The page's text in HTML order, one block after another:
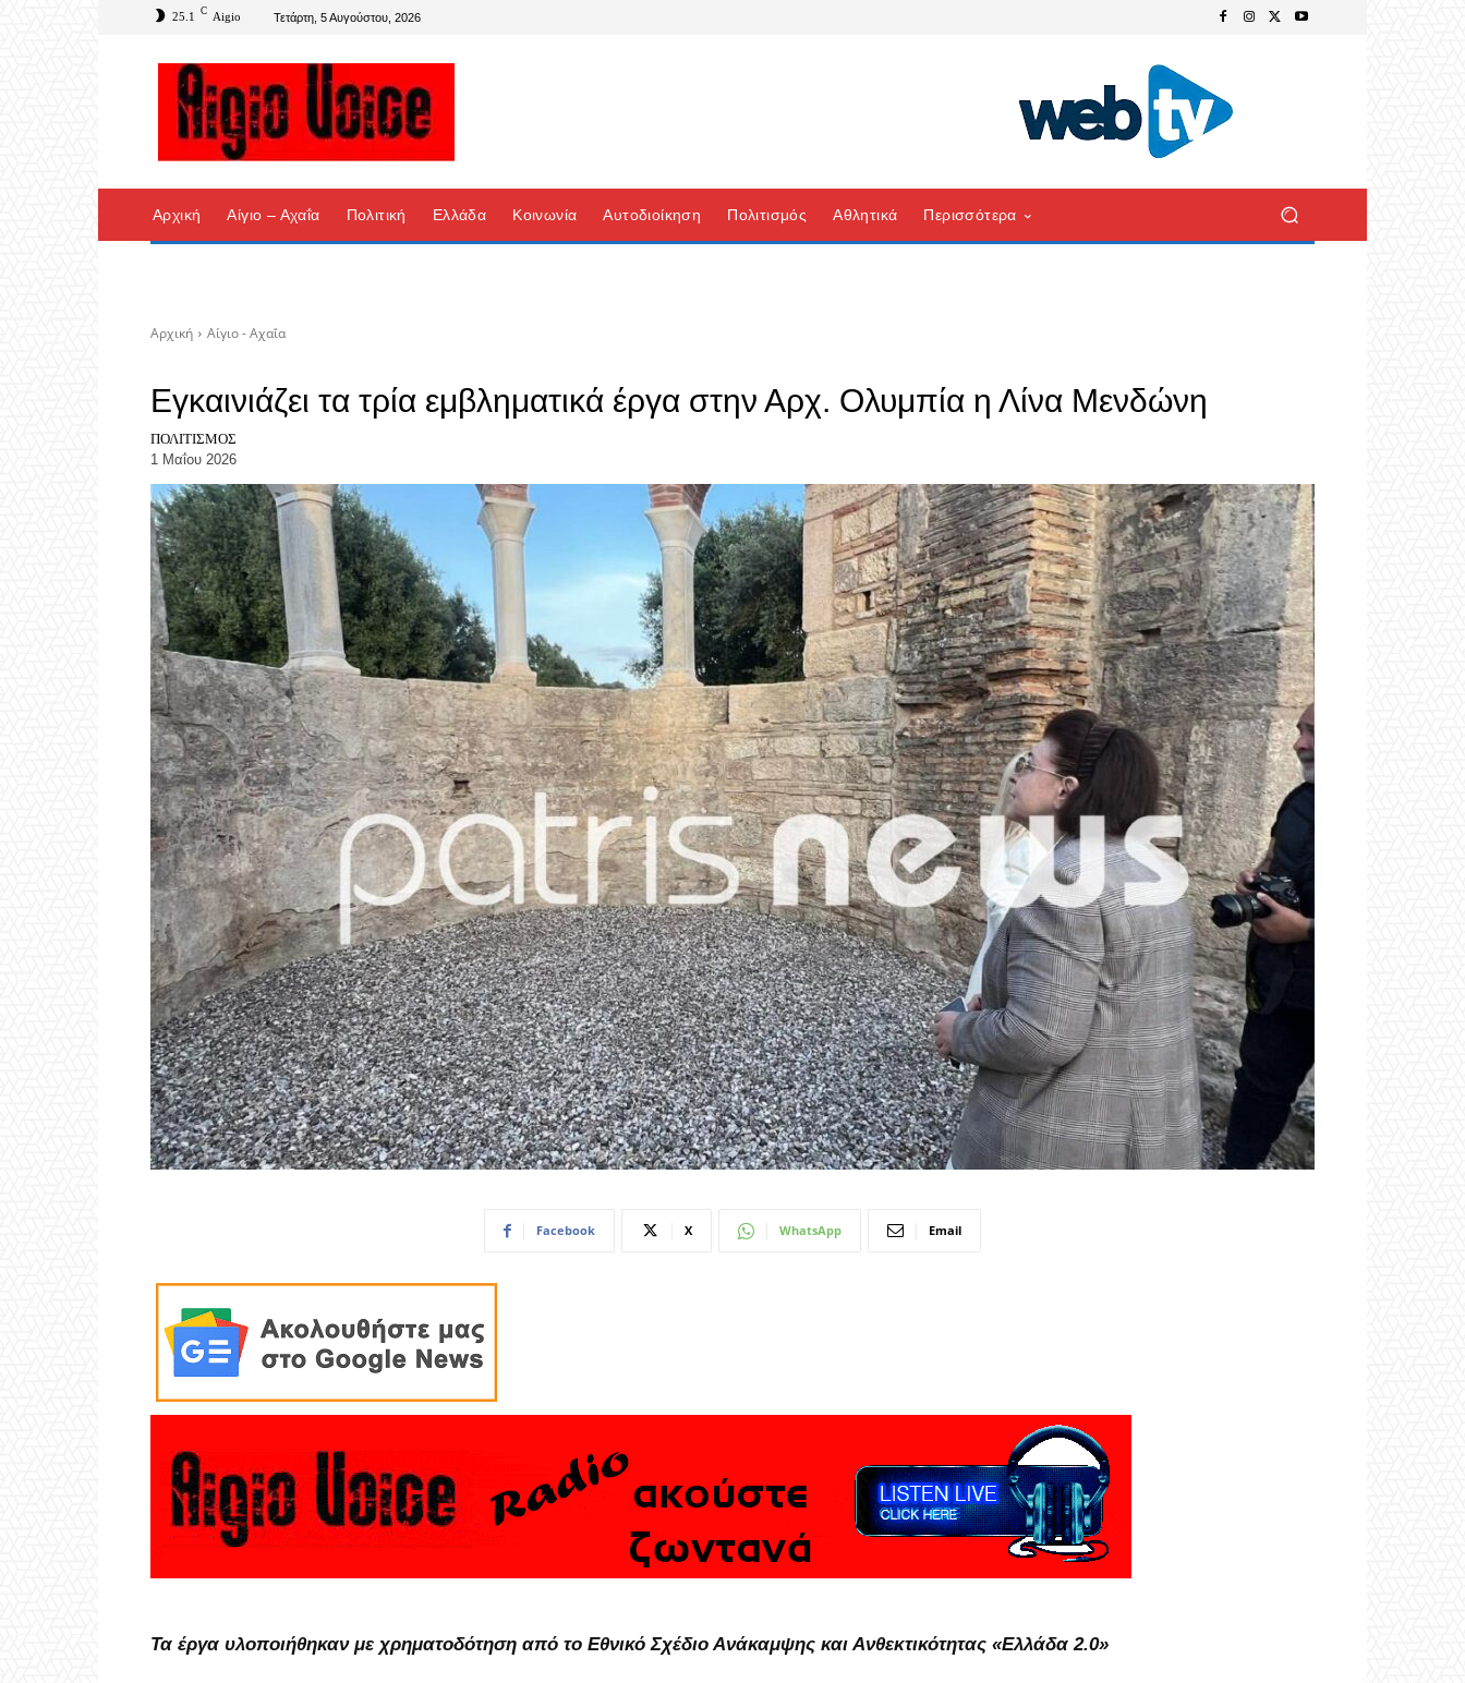
25.1 C Aigio Τετάρτη, 5 Αυγούστου, 2026
Αρχική Αίγιο – Αχαΐα Πολιτική Ελλάδα Κοινωνία Αυτοδιοίκηση Πολιτισμός Αθλητικά Περισσότερα
Αρχική Αίγιο - Αχαΐα
Εγκαινιάζει τα τρία εμβληματικά έργα στην Αρχ. Ολυμπία η Λίνα Μενδώνη
ΠΟΛΙΤΙΣΜΌΣ
1 Μαΐου 2026
Facebook X WhatsApp Email
Τα έργα υλοποιήθηκαν με χρηματοδότηση από το Εθνικό Σχέδιο Ανάκαμψης και Ανθεκτικότητας «Ελλάδα 2.0»